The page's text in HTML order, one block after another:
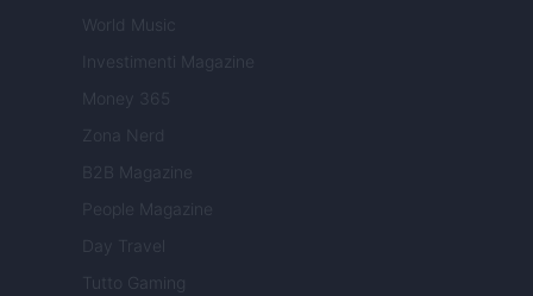
World Music
Investimenti Magazine
Money 365
Zona Nerd
B2B Magazine
People Magazine
Day Travel
Tutto Gaming